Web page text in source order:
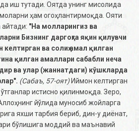
иш тутади. Оятда унинг мисолида
ҳам огоҳлантирмоқда. Ояти
айтади: "На молларингиз ва
Бизнинг даргоҳга яқин қилувчи
ва солиҳ амал қилган
қилган амаллари сабабли неча
ва улар (жаннатдаги) кўшкларда
(Сабаъ, 57-оят)Иймон келтирган
истисно қилинмоқда. Зеро,
йўлида муносиб жойларга
яхши тарбия бериб, дин-у диёнат,
бўлишига моддий ва маънавий